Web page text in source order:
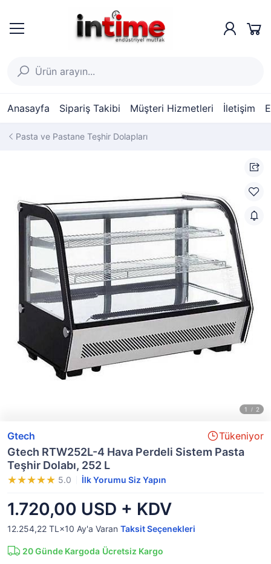
Anasayfa Sipariş Takibi Müşteri Hizmetleri İletişim
Pasta ve Pastane Teşhir Dolapları
Gtech Tükeniyor
Gtech RTW252L-4 Hava Perdeli Sistem Pasta
Teşhir Dolabı, 252 L
5.0 İlk Yorumu Siz Yapın
1.720,00 USD + KDV
12.254,22 TL×10 Ay'a Varan Taksit Seçenekleri
20Günde Kargoda Ücretsiz Kargo